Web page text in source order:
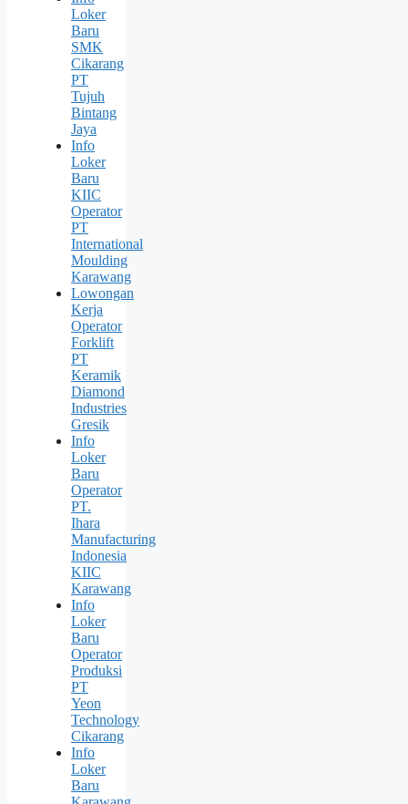
Loker
Baru
SMK
Cikarang
PT
Tujuh
Bintang
Jaya
Info
Loker
Baru
KIIC
Operator
PT
International
Moulding
Karawang
Lowongan
Kerja
Operator
Forklift
PT
Keramik
Diamond
Industries
Gresik
Info
Loker
Baru
Operator
PT.
Ihara
Manufacturing
Indonesia
KIIC
Karawang
Info
Loker
Baru
Operator
Produksi
PT
Yeon
Technology
Cikarang
Info
Loker
Baru